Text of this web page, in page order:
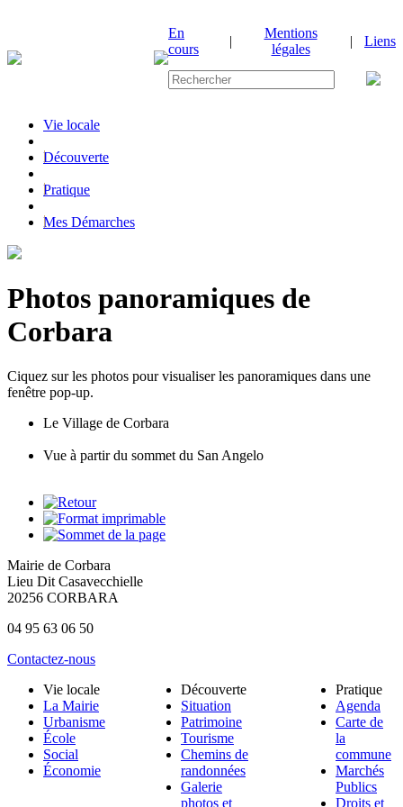
En
cours
|
Mentions
légales
| Liens
Vie locale
|Découverte
|Pratique
|Mes Démarches
Photos panoramiques de
Corbara
Ciquez sur les photos pour visualiser les panoramiques dans une
fenêtre pop-up.
Le Village de Corbara
Vue à partir du sommet du San Angelo
Mairie de Corbara
Lieu Dit Casavecchielle
20256 CORBARA
04 95 63 06 50
Contactez-nous
Vie locale
La Mairie
Urbanisme
École
Social
Économie
Découverte
Situation
Patrimoine
Tourisme
Chemins de
randonnées
Galerie
photos et
Pratique
Agenda
Carte de
la
commune
Marchés
Publics
Droits et